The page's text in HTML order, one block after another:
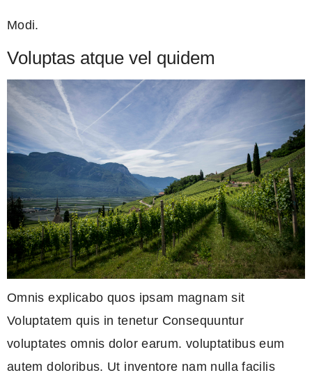
Modi.
Voluptas atque vel quidem
Omnis explicabo quos ipsam magnam sit
Voluptatem quis in tenetur Consequuntur
voluptates omnis dolor earum. voluptatibus eum
autem doloribus. Ut inventore nam nulla facilis